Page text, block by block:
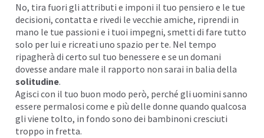
No, tira fuori gli attributi e imponi il tuo pensiero e le tue
decisioni, contatta e rivedi le vecchie amiche, riprendi in
mano le tue passioni e i tuoi impegni, smetti di fare tutto
solo per lui e ricreati uno spazio per te. Nel tempo
ripagherà di certo sul tuo benessere e se un domani
dovesse andare male il rapporto non sarai in balia della
solitudine.
Agisci con il tuo buon modo però, perché gli uomini sanno
essere permalosi come e più delle donne quando qualcosa
gli viene tolto, in fondo sono dei bambinoni cresciuti
troppo in fretta.